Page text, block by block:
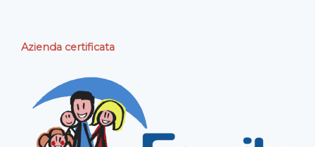
Azienda certificata